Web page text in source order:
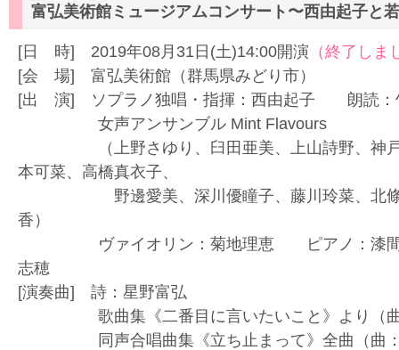
富弘美術館ミュージアムコンサート〜西由起子と
[日 時] 2019年08月31日(土)14:00開演 （終了しま
[会 場] 富弘美術館（群馬県みどり市）
[出 演] ソプラノ独唱・指揮：西由起子 朗読
女声アンサンブル Mint Flavours
（上野さゆり、臼田亜美、上山詩野、神戸
本可菜、高橋真衣子、
野邊愛美、深川優瞳子、藤川玲菜、北條佐
香）
ヴァイオリン：菊地理恵 ピアノ：漆間
志穂
[演奏曲] 詩：星野富弘
歌曲集《二番目に言いたいこと》より（曲
同声合唱曲集《立ち止まって》全曲（曲：